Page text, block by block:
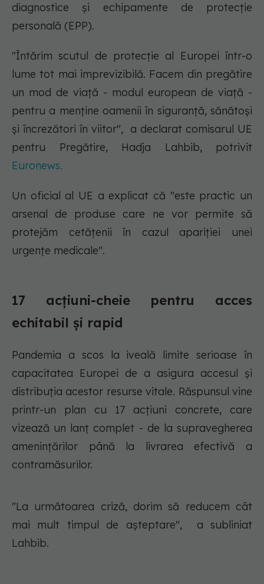
diagnostice și echipamente de protecție
personală (EPP).
"Întărim scutul de protecție al Europei într-o
lume tot mai imprevizibilă. Facem din pregătire
un mod de viață - modul european de viață -
pentru a menține oamenii în siguranță, sănătoși
și încrezători în viitor", a declarat comisarul UE
pentru Pregătire, Hadja Lahbib, potrivit
Euronews.
Un oficial al UE a explicat că "este practic un
arsenal de produse care ne vor permite să
protejăm cetățenii în cazul apariției unei
urgențe medicale".
17 acțiuni-cheie pentru acces
echitabil și rapid
Pandemia a scos la iveală limite serioase în
capacitatea Europei de a asigura accesul și
distribuția acestor resurse vitale. Răspunsul vine
printr-un plan cu 17 acțiuni concrete, care
vizează un lanț complet - de la supravegherea
amenințărilor până la livrarea efectivă a
contramăsurilor.
"La următoarea criză, dorim să reducem cât
mai mult timpul de așteptare", a subliniat
Lahbib.